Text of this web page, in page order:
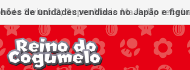
Switch 2; Super Mario Mash-Up